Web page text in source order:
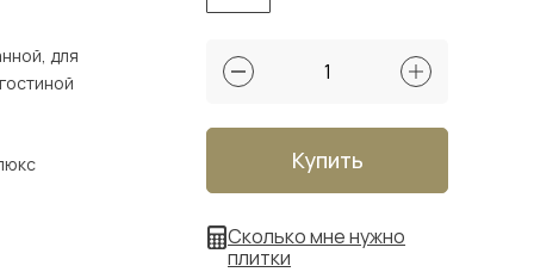
для
Купить
Сколько мне нужно
плитки